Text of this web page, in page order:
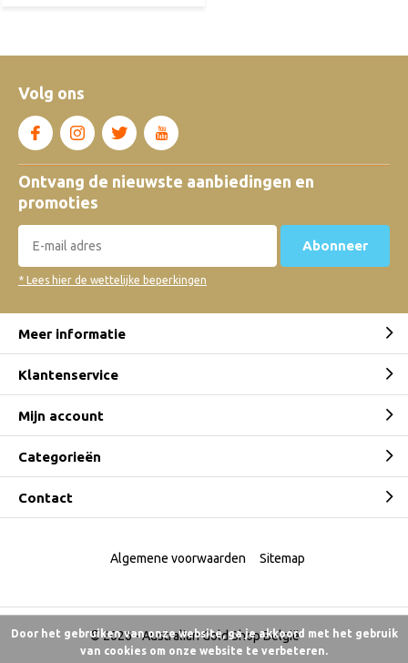
Volg ons
Ontvang de nieuwste aanbiedingen en
promoties
Abonneer
* Lees hier de wettelijke beperkingen
Meer informatie
Klantenservice
Mijn account
Categorieën
Contact
© 2026 -Australian Gold Shop België
Algemene voorwaarden Sitemap
Door het gebruiken van onze website, ga je akkoord met het gebruik
van cookies om onze website te verbeteren.